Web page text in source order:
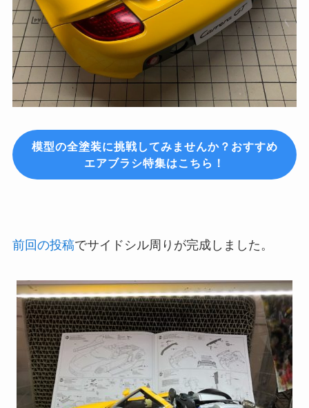
模型の全塗装に挑戦してみませんか？おすすめ
エアブラシ特集はこちら！
前回の投稿でサイドシル周りが完成しました。